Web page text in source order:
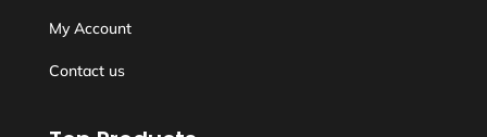
My Account
Contact us